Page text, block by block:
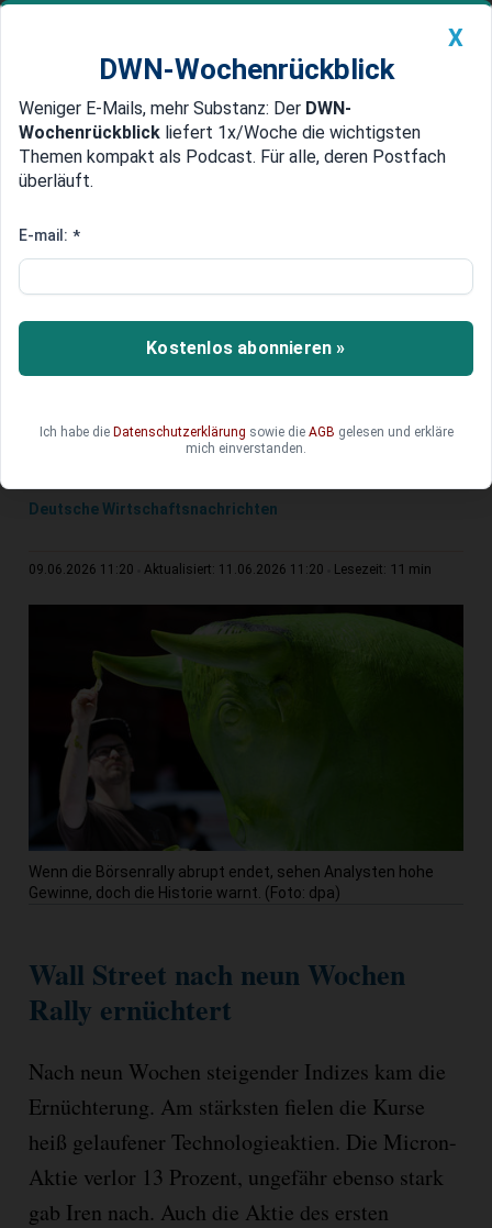
Newsticker MEIN DWN: Geldanlage Premium
Edelmetalle DWN-Magazin China
SpaceX & Co: Warum sie trotz
einsteigen sollten
Das Ende einer neunwöchigen
Aufwärtsbewegung der Indizes und die
Deutsche Wirtschaftsnachrichten
09.06.2026 11:20 Aktualisiert: 11.06.2026 11:20 Lesezeit: 11 min
Wenn die Börsenrally abrupt endet, sehen Analysten hohe
Gewinne, doch die Historie warnt. (Foto: dpa)
Wall Street nach neun Wochen
Rally ernüchtert
Nach neun Wochen steigender Indizes kam die
Ernüchterung. Am stärksten fielen die Kurse
heiß gelaufener Technologieaktien. Die Micron-
Aktie verlor 13 Prozent, ungefähr ebenso stark
gab Iren nach. Auch die Aktie des ersten
X
DWN-Wochenrückblick
Weniger E-Mails, mehr Substanz: Der DWN-
Wochenrückblick liefert 1x/Woche die wichtigsten
Themen kompakt als Podcast. Für alle, deren Postfach
überläuft.
E-mail: *
Kostenlos abonnieren »
Ich habe die Datenschutzerklärung sowie die AGB gelesen und erkläre
mich einverstanden.